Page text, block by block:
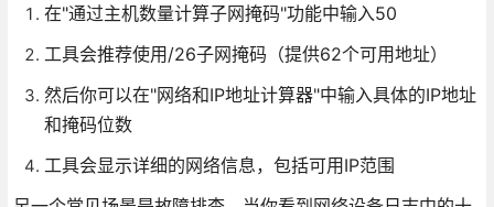
在"通过主机数量计算子网掩码"功能中输入50
工具会推荐使用/26子网掩码（提供62个可用地址）
然后你可以在"网络和IP地址计算器"中输入具体的IP地址
和掩码位数
工具会显示详细的网络信息，包括可用IP范围